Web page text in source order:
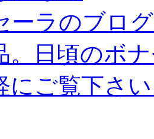
ーラのブロ
。日頃のボ
にご覧下さ